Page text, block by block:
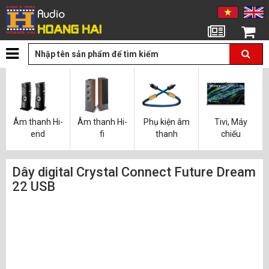
Giỏ hàng
Âm thanh Hi-
end
Âm thanh Hi-
fi
Phụ kiện âm
thanh
Tivi, Máy
chiếu
Dây digital Crystal Connect Future Dream
22 USB